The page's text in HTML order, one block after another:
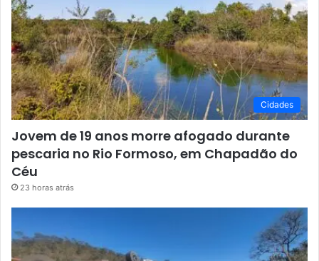
Cidades
Jovem de 19 anos morre afogado durante
pescaria no Rio Formoso, em Chapadão do
Céu
23 horas atrás